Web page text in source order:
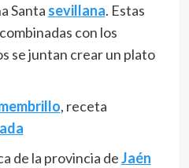
Santa sevillana. Estas
con los
se juntan crear un plato
, receta
de la provincia deJaén